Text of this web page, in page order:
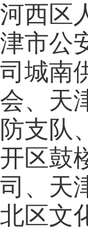
河西区
津市公
司城南
会、天
防支队
开区鼓
司、天
北区文